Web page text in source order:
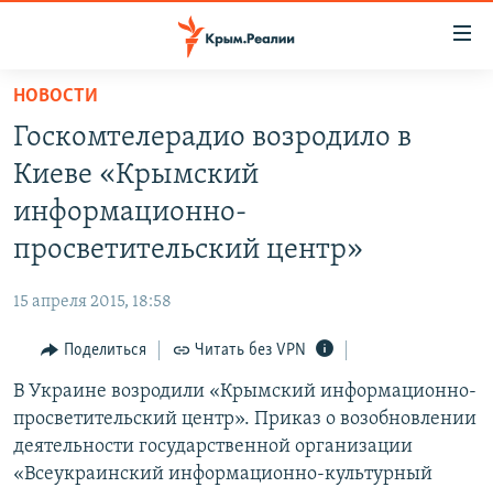
Вернуться
основному
содержанию
Вернутся
главной
Вернутся
поиску
ГРУЗ 200
КАРТА ВОЕННЫХ ОБЪЕКТОВ КРЫМА
ВОДА
ИНТЕРАКТИВ
ИНФОГРАФИКА
ТЕЛЕПРОЕКТ КРЫМ.РЕАЛИИ
СОВЕТЫ ПРАВОЗАЩИТНИКОВ
ПРОПАВШИЕ БЕЗ ВЕСТИ
РАДІО СВОБОДА
КАК ОБОЙТИ БЛОКИРОВКУ
Українською
Qırımtatar
НОВОСТИ
Госкомтелерадио возродило в
Киеве «Крымский
информационно-
просветительский центр»
15 апреля 2015, 18:58
Поделиться Читать без VPN
В Украине возродили «Крымский информационно-
просветительский центр». Приказ о возобновлении
деятельности государственной организации
«Всеукраинский информационно-культурный